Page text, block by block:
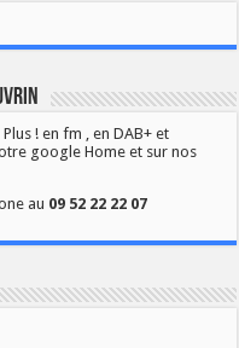
! en fm , en DAB+ et
google Home et sur nos
au 09 52 22 22 07